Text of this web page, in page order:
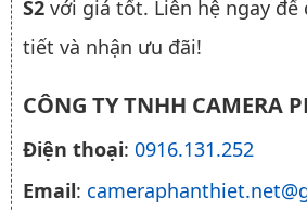
S2 với giá tốt. Liên hệ ngay
tiết và nhận ưu đãi!
CÔNG TY TNHH CAMERA
Điện thoại: 0916.131.252
Email: